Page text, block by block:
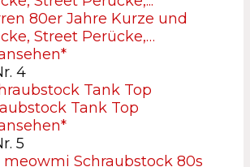
80er Jahre Kurze und
Street Perücke,…
4
Tank Top
5